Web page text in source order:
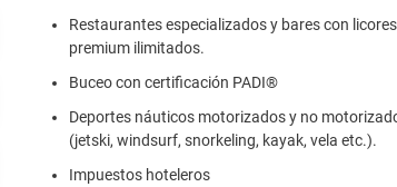
Restaurantes especializados y bares con licores
premium ilimitados.
Buceo con certificación PADI®
Deportes náuticos motorizados y no
(jetski, windsurf, snorkeling, kayak, vela etc.).
Impuestos hoteleros